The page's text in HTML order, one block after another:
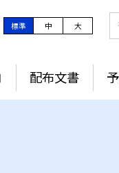
標準 中 大
配布文書